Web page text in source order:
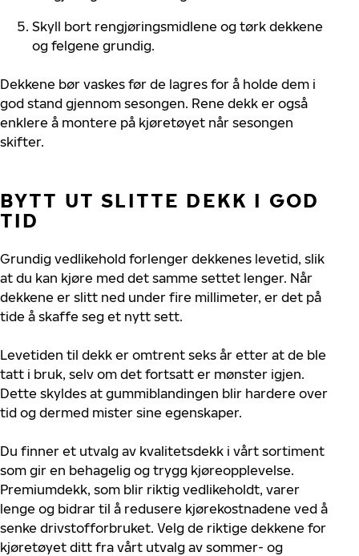
Skyll bort rengjøringsmidlene og tørk dekkene
og felgene grundig.
Dekkene bør vaskes før de lagres for å holde dem i
god stand gjennom sesongen. Rene dekk er også
enklere å montere på kjøretøyet når sesongen
skifter.
BYTT UT SLITTE DEKK I GOD
TID
Grundig vedlikehold forlenger dekkenes levetid, slik
at du kan kjøre med det samme settet lenger. Når
dekkene er slitt ned under fire millimeter, er det på
tide å skaffe seg et nytt sett.
Levetiden til dekk er omtrent seks år etter at de ble
tatt i bruk, selv om det fortsatt er mønster igjen.
Dette skyldes at gummiblandingen blir hardere over
tid og dermed mister sine egenskaper.
Du finner et utvalg av kvalitetsdekk i vårt sortiment
som gir en behagelig og trygg kjøreopplevelse.
Premiumdekk, som blir riktig vedlikeholdt, varer
lenge og bidrar til å redusere kjørekostnadene ved å
senke drivstofforbruket. Velg de riktige dekkene for
kjøretøyet ditt fra vårt utvalg av sommer- og